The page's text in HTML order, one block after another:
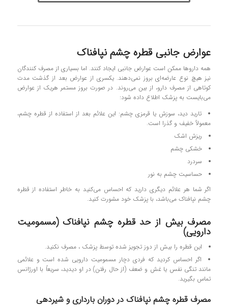
عوارض جانبی قطره چشم نپافناک
همه داروها ممکن است عوارض جانبی ایجاد کنند. اما بسیاری از مصرف‌ کنندگان
نیز هیچ نوع عارضه‌ای بروز نمی‌دهند. یکسری از عوارض بعد از گذشت مدت
کوتاهی از مصرف دارو، از بین می‌روند. در‌ صورت بروز مستمر هریک از عوارض
می‌بایست به پزشک اطلاع داده شود:
تارید دید، سوزش یا قرمزی چشم: این علائم بعد از استفاده از قطره چشم،
معمولاً خفیف و گذرا است.
ریزش اشک
خشکی چشم
سردرد
حساسیت چشم به نور
اگر شما هر علائم دیگری دارید که احساس می‌کنید به خاطر استفاده از قطره
چشم نپافناک می‌باشد، با پزشک خود مشورت کنید.
مصرف بیش از حد قطره چشم نپافناک (مسمومیت
دارویی)
این قطره را بیش از دوز تجویز شده توسط پزشک ، مصرف نکنید.
اگر احساس کردید که فردی دچار مسمومیت دارویی شده است و علائمی
مانند تنگی نفس یا غش و ضعف (از حال رفتن) در او دیدید، سریعاً با اورژانس
تماس بگیرید.
مصرف قطره چشم نپافناک در دوران بارداری و شیردهی